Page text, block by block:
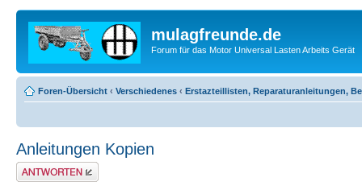
mulagfreunde.de
Forum für das Motor Universal Lasten Arbeits Gerät
Foren-Übersicht ‹ Verschiedenes ‹ Erstazteillisten, Reparaturanleitungen,
Anleitungen Kopien
Antwort erstellen